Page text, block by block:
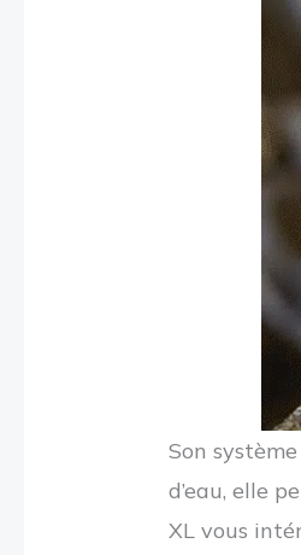
Son
d’eau, elle
XL vous